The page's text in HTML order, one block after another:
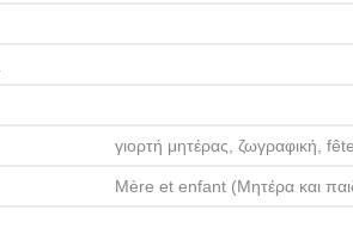
γιορτή μητέρας, ζωγραφική,
Mère et enfant (Μητέρα και